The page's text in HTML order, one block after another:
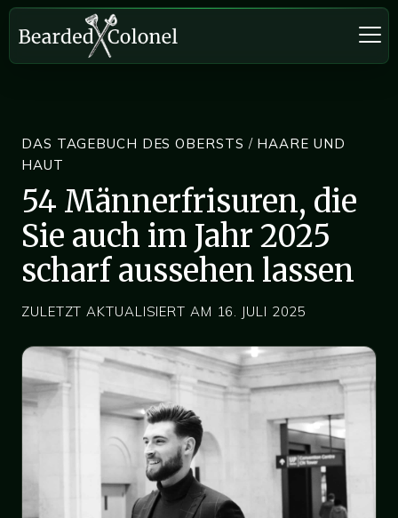
DAS TAGEBUCH DES OBERSTS / HAARE UND
HAUT
54 Männerfrisuren, die
Sie auch im Jahr 2025
scharf aussehen lassen
ZULETZT AKTUALISIERT AM 16. JULI 2025